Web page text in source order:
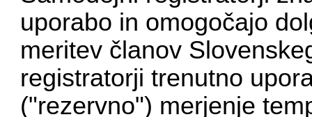
uporabo in omogočajo
meritev članov
registratorji trenutno
("rezervno") merjenje